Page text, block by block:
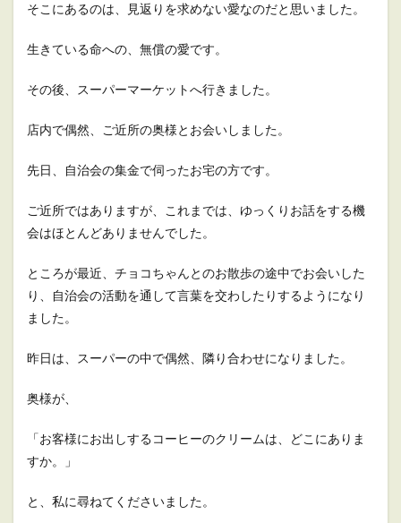
そこにあるのは、見返りを求めない愛なのだと思いました。
生きている命への、無償の愛です。
その後、スーパーマーケットへ行きました。
店内で偶然、ご近所の奥様とお会いしました。
先日、自治会の集金で伺ったお宅の方です。
ご近所ではありますが、これまでは、ゆっくりお話をする機
会はほとんどありませんでした。
ところが最近、チョコちゃんとのお散歩の途中でお会いした
り、自治会の活動を通して言葉を交わしたりするようになり
ました。
昨日は、スーパーの中で偶然、隣り合わせになりました。
奥様が、
「お客様にお出しするコーヒーのクリームは、どこにありま
すか。」
と、私に尋ねてくださいました。